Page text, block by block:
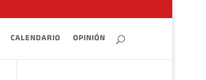
CALENDARIO OPINIÓN